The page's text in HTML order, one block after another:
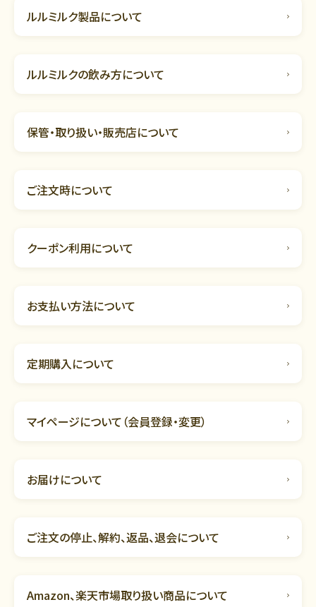
ルルミルク製品について
ルルミルクの飲み方について
保管・取り扱い・販売店について
ご注文時について
クーポン利用について
お支払い方法について
定期購入について
マイページについて（会員登録・変更）
お届けについて
ご注文の停止、解約、返品、退会について
Amazon、楽天市場取り扱い商品について